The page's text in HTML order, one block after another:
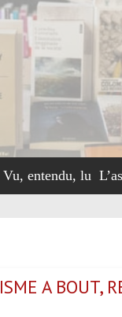
Vu, entendu, lu
A BOUT,